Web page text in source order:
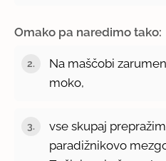
Omako pa naredimo tako:
Na maščobi
moko,
vse skupaj
paradižnikovo